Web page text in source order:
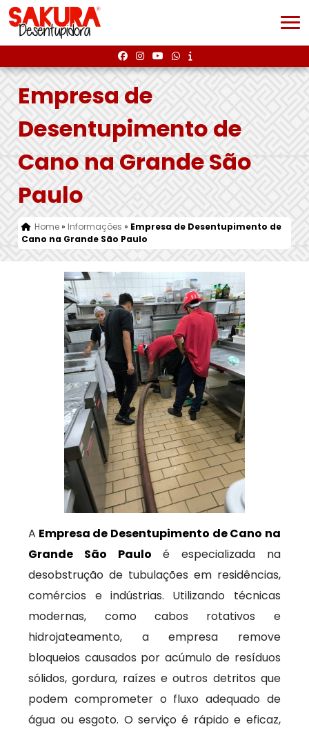
Empresa de
Desentupimento de
Cano na Grande São
Paulo
Home» Informações » Empresa de Desentupimento de
Cano na Grande São Paulo
A Empresa de Desentupimento de Cano na
Grande São Paulo é especializada na
desobstrução de tubulações em residências,
comércios e indústrias. Utilizando técnicas
modernas, como cabos rotativos e
hidrojateamento, a empresa remove
bloqueios causados por acúmulo de resíduos
sólidos, gordura, raízes e outros detritos que
podem comprometer o fluxo adequado de
água ou esgoto. O serviço é rápido e eficaz,